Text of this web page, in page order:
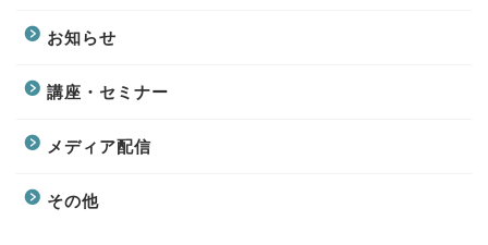
お知らせ
講座・セミナー
メディア配信
その他